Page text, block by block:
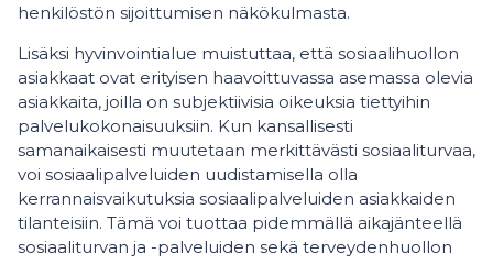
henkilöstön sijoittumisen näkökulmasta.
Lisäksi hyvinvointialue muistuttaa, että sosiaalihuollon
asiakkaat ovat erityisen haavoittuvassa asemassa olevia
asiakkaita, joilla on subjektiivisia oikeuksia tiettyihin
palvelukokonaisuuksiin. Kun kansallisesti
samanaikaisesti muutetaan merkittävästi sosiaaliturvaa,
voi sosiaalipalveluiden uudistamisella olla
kerrannaisvaikutuksia sosiaalipalveluiden asiakkaiden
tilanteisiin. Tämä voi tuottaa pidemmällä aikajänteellä
sosiaaliturvan ja -palveluiden sekä terveydenhuollon